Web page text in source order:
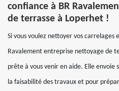
confiance à BR
de terrasse à Loperhet !
Si vous voulez nettoyer vos carrelages
Ravalement entreprise nettoyage de
prête à vous venir en aide. Elle envoie
la faisabilité des travaux et pour